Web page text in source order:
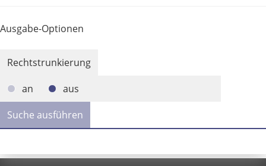
Ausgabe-Optionen
Rechtstrunkierung
an
aus